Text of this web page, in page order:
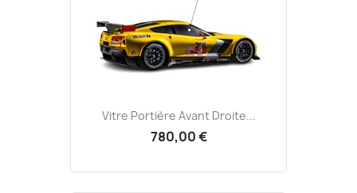
Vitre Portière Avant Droite...
780,00 €